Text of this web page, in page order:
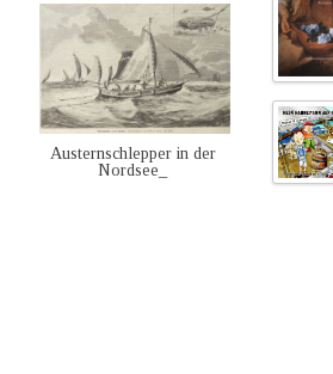
Austernschlepper in der
Nordsee_